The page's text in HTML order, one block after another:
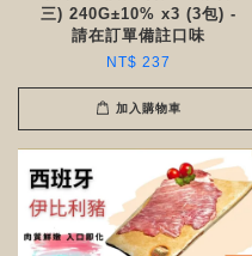
三) 240G±10% x3 (3包) -
請在訂單備註口味
NT$ 237
加入購物車